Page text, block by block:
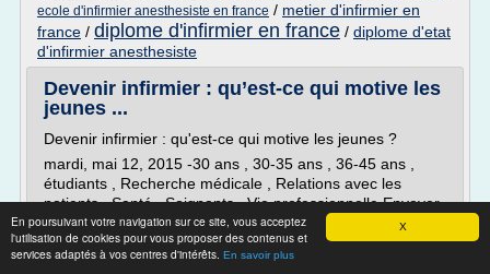
X
En poursuivant votre navigation sur ce site, vous acceptez
l'utilisation de cookies pour vous proposer des contenus et
services adaptés à vos centres d'intérêts. En savoir plus
ecole d'infirmier anesthesiste en france / metier d'infirmier en
france / diplome d'infirmier en france / diplome d'etat
d'infirmier anesthesiste
Devenir infirmier : qu’est-ce qui motive les
jeunes ...
Devenir infirmier : qu'est-ce qui motive les jeunes ?
mardi, mai 12, 2015 -30 ans , 30-35 ans , 36-45 ans ,
étudiants , Recherche médicale , Relations avec les
patients , Santé , Soignants , Vie professionnelle Envoyer
par e-mail Partager sur Twitter Partager sur Facebook
Le 12 mai, dans le monde entier, on célèbre chaque